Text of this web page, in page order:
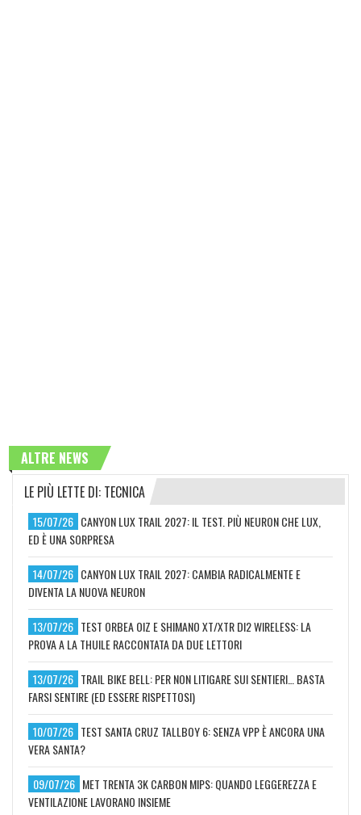
ALTRE NEWS
LE PIÙ LETTE DI: TECNICA
15/07/26 CANYON LUX TRAIL 2027: IL TEST. PIÙ NEURON CHE LUX,
ED È UNA SORPRESA
14/07/26 CANYON LUX TRAIL 2027: CAMBIA RADICALMENTE E
DIVENTA LA NUOVA NEURON
13/07/26 TEST ORBEA OIZ E SHIMANO XT/XTR DI2 WIRELESS: LA
PROVA A LA THUILE RACCONTATA DA DUE LETTORI
13/07/26 TRAIL BIKE BELL: PER NON LITIGARE SUI SENTIERI… BASTA
FARSI SENTIRE (ED ESSERE RISPETTOSI)
10/07/26 TEST SANTA CRUZ TALLBOY 6: SENZA VPP È ANCORA UNA
VERA SANTA?
09/07/26 MET TRENTA 3K CARBON MIPS: QUANDO LEGGEREZZA E
VENTILAZIONE LAVORANO INSIEME